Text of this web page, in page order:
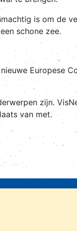
is om de
schone zee.
Europese
zijn.
van met.